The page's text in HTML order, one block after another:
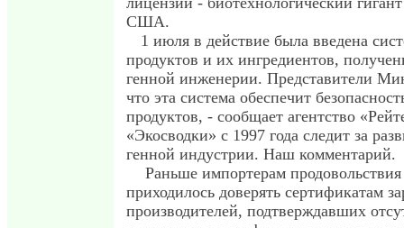
США.
1 июля в действие была введена
продуктов и их ингредиентов,
генной инженерии. Представители
что эта система обеспечит
продуктов, - сообщает агентство
«Экосводки» с 1997 года следит за
генной индустрии. Наш комментарий.
Раньше импортерам
приходилось доверять сертификатам
производителей, подтверждавших